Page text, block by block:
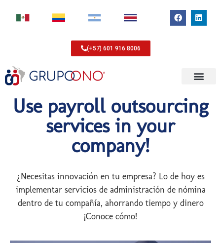
(+57) 601 916 8006
Use payroll outsourcing
services in your
company!
¿Necesitas innovación en tu empresa? Lo de hoy es
implementar servicios de administración de nómina
dentro de tu compañía, ahorrando tiempo y dinero
¡Conoce cómo!